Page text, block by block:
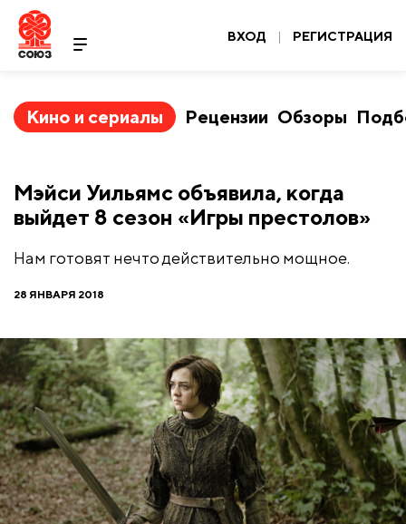
ВХОД | РЕГИСТРАЦИЯ
Кино и сериалы Рецензии Обзоры
Мэйси Уильямс объявила, когда
выйдет 8 сезон «Игры престолов»
​Нам готовят нечто действительно мощное.
28 ЯНВАРЯ 2018